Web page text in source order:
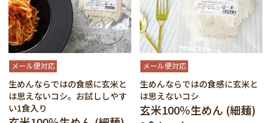
メール便対応
生めんならではの食感に玄米と
は思えないコシ。お試ししやす
い1食入り
メール便対応
生めんならではの食感に玄米と
は思えないコシ
玄米100％生めん (細麺)